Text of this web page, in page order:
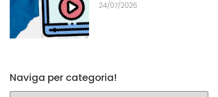
24/07/2026
Naviga per categoria!